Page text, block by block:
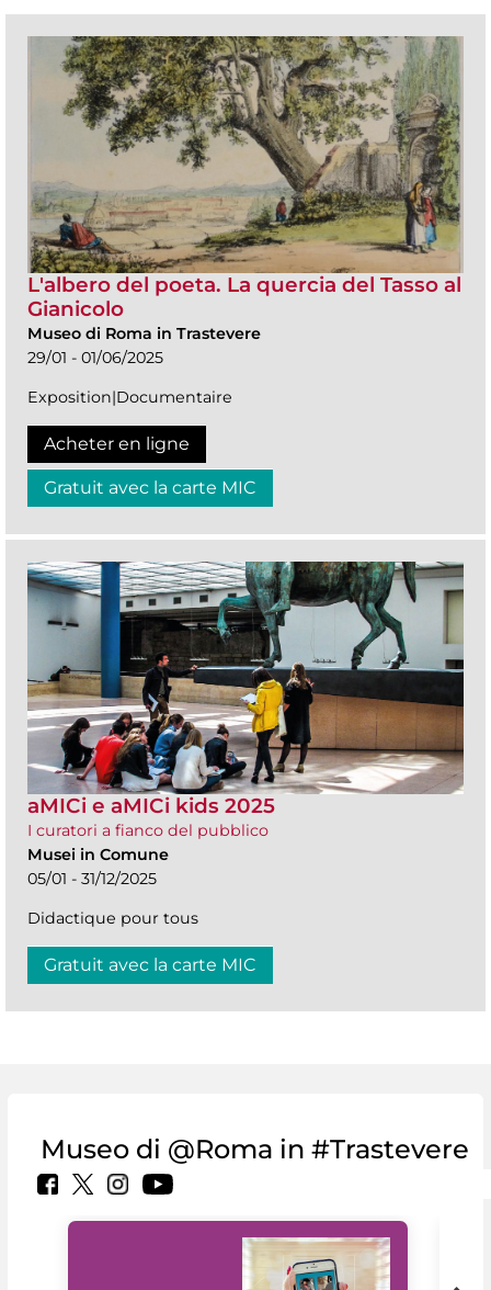
L'albero del poeta. La quercia del Tasso al
Gianicolo
Museo di Roma in Trastevere
29/01 - 01/06/2025
Exposition|Documentaire
Acheter en ligne
Gratuit avec la carte MIC
aMICi e aMICi kids 2025
I curatori a fianco del pubblico
Musei in Comune
05/01 - 31/12/2025
Didactique pour tous
Gratuit avec la carte MIC
Museo di @Roma in #Trastevere